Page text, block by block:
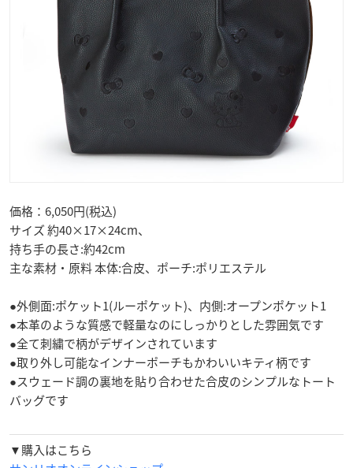
価格：6,050円(税込)
サイズ 約40×17×24cm、
持ち手の長さ:約42cm
主な素材・原料 本体:合皮、ポーチ:ポリエステル
●外側面:ポケット1(ルーポケット)、内側:オープンポケット1
●本革のような質感で軽量なのにしっかりとした雰囲気です
●全て刺繍で柄がデザインされています
●取り外し可能なインナーポーチもかわいいキティ柄です
●スウェード調の裏地を貼り合わせた合皮のシンプルなトート
バッグです
▼購入はこちら